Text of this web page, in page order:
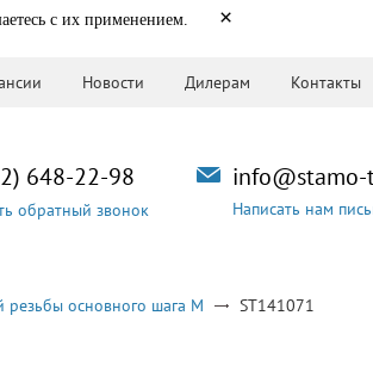
с их применением. ×
Новости Дилерам Контакты
Написать нам
648-22-98
обратный звонок
резьбы основного шага M ST141071